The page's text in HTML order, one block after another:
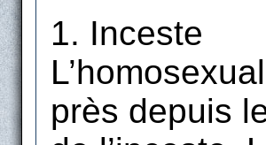
1. Inceste
près depuis